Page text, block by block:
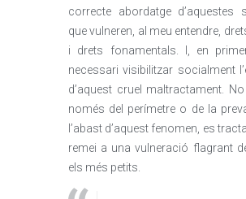
correcte abordatge d’aquestes
que vulneren, al meu entendre,
i drets fonamentals. I, en
necessari visibilitzar socialment
d’aquest cruel maltractament.
només del perímetre o de la
l’abast d’aquest fenomen, es
remei a una vulneració flagrant
els més petits.